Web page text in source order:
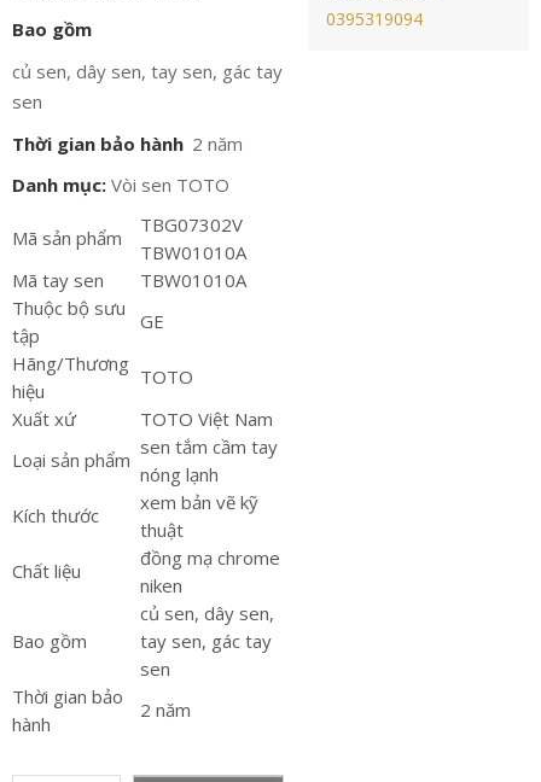
Bao gồm
củ sen, dây sen, tay sen, gác tay
sen
Thời gian bảo hành 2 năm
Danh mục: Vòi sen TOTO
Mã sản phẩm
TBG07302V
TBW01010A
Mã tay sen
TBW01010A
Thuộc bộ sưu
tập
GE
Hãng/Thương
hiệu
TOTO
Xuất xứ
TOTO Việt Nam
Loại sản phẩm
sen tắm cầm tay
nóng lạnh
Kích thước
xem bản vẽ kỹ
thuật
Chất liệu
đồng mạ chrome
niken
Bao gồm
củ sen, dây sen,
tay sen, gác tay
sen
Thời gian bảo
hành
2 năm
0395319094